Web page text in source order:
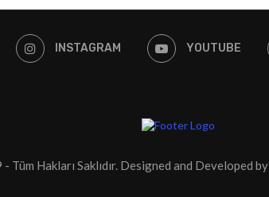
INSTAGRAM YOUTUBE
Tüm Hakları Saklıdır. Designed and Developed by